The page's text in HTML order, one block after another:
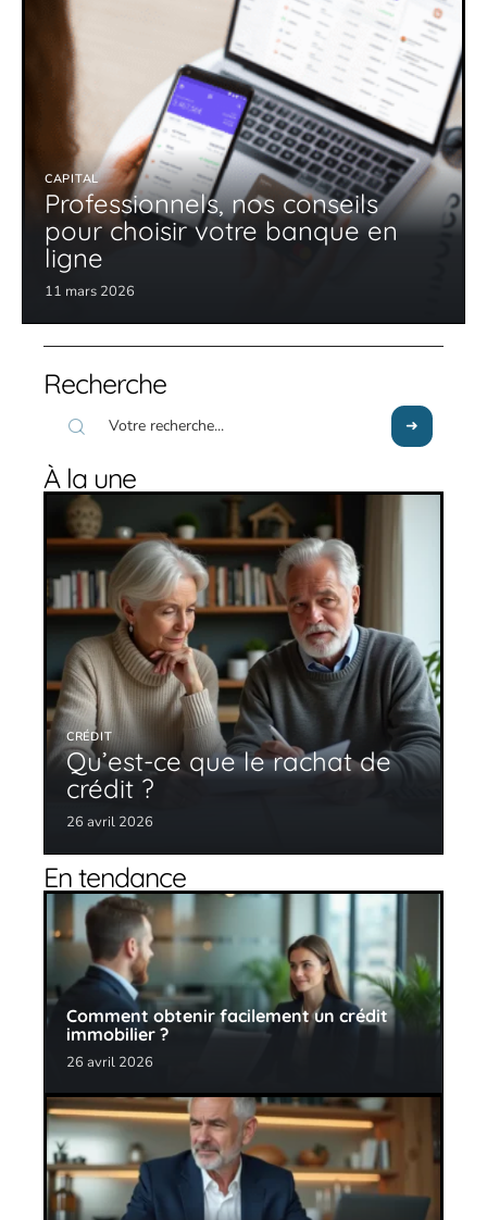
CAPITAL
Professionnels, nos conseils
pour choisir votre banque en
ligne
11 mars 2026
Recherche
À la une
CRÉDIT
Qu’est-ce que le rachat de
crédit ?
26 avril 2026
En tendance
Comment obtenir facilement un crédit
immobilier ?
26 avril 2026